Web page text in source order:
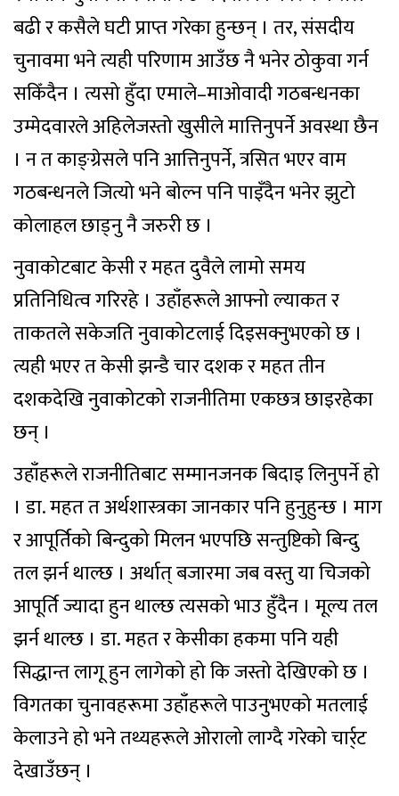
बढी र कसैले घटी प्राप्त गरेका हुन्छन् । तर, संसदीय
चुनावमा भने त्यही परिणाम आउँछ नै भनेर ठोकुवा गर्न
सकिँदैन । त्यसो हुँदा एमाले–माओवादी गठबन्धनका
उम्मेदवारले अहिलेजस्तो खुसीले मात्तिनुपर्ने अवस्था छैन
। न त काङ्ग्रेसले पनि आत्तिनुपर्ने, त्रसित भएर वाम
गठबन्धनले जित्यो भने बोल्न पनि पाइँदैन भनेर झुटो
कोलाहल छाड्नु नै जरुरी छ ।
नुवाकोटबाट केसी र महत दुवैले लामो समय
प्रतिनिधित्व गरिरहे । उहाँहरूले आफ्नो ल्याकत र
ताकतले सकेजति नुवाकोटलाई दिइसक्नुभएको छ ।
त्यही भएर त केसी झन्डै चार दशक र महत तीन
दशकदेखि नुवाकोटको राजनीतिमा एकछत्र छाइरहेका
छन् ।
उहाँहरूले राजनीतिबाट सम्मानजनक बिदाइ लिनुपर्ने हो
। डा. महत त अर्थशास्त्रका जानकार पनि हुनुहुन्छ । माग
र आपूर्तिको बिन्दुको मिलन भएपछि सन्तुष्टिको बिन्दु
तल झर्न थाल्छ । अर्थात् बजारमा जब वस्तु या चिजको
आपूर्ति ज्यादा हुन थाल्छ त्यसको भाउ हुँदैन । मूल्य तल
झर्न थाल्छ । डा. महत र केसीका हकमा पनि यही
सिद्धान्त लागू हुन लागेको हो कि जस्तो देखिएको छ ।
विगतका चुनावहरूमा उहाँहरूले पाउनुभएको मतलाई
केलाउने हो भने तथ्यहरूले ओरालो लाग्दै गरेको चार्र्ट
देखाउँछन् ।